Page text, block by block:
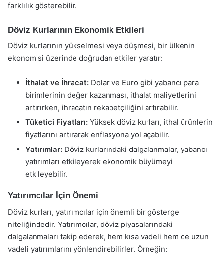
farklılık gösterebilir.
Döviz Kurlarının Ekonomik Etkileri
Döviz kurlarının yükselmesi veya düşmesi, bir ülkenin
ekonomisi üzerinde doğrudan etkiler yaratır:
İthalat ve İhracat: Dolar ve Euro gibi yabancı para
birimlerinin değer kazanması, ithalat maliyetlerini
artırırken, ihracatın rekabetçiliğini artırabilir.
Tüketici Fiyatları: Yüksek döviz kurları, ithal ürünlerin
fiyatlarını artırarak enflasyona yol açabilir.
Yatırımlar: Döviz kurlarındaki dalgalanmalar, yabancı
yatırımları etkileyerek ekonomik büyümeyi
etkileyebilir.
Yatırımcılar İçin Önemi
Döviz kurları, yatırımcılar için önemli bir gösterge
niteliğindedir. Yatırımcılar, döviz piyasalarındaki
dalgalanmaları takip ederek, hem kısa vadeli hem de uzun
vadeli yatırımlarını yönlendirebilirler. Örneğin: